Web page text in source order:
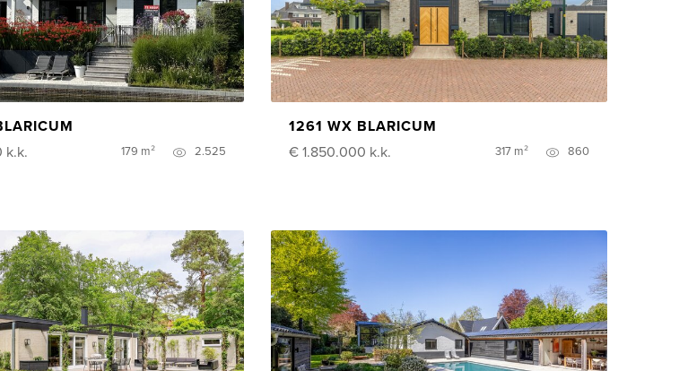
k.k. 179 m² 2.525
1261 WX BLARICUM
€ 1.850.000 k.k. 317 m² 860